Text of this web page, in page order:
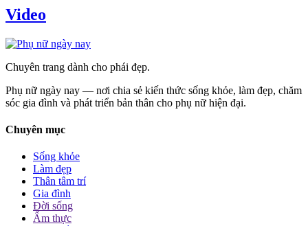
Video
Chuyên trang dành cho phái đẹp.
Phụ nữ ngày nay — nơi chia sẻ kiến thức sống khỏe, làm đẹp, chăm
sóc gia đình và phát triển bản thân cho phụ nữ hiện đại.
Chuyên mục
Sống khỏe
Làm đẹp
Thân tâm trí
Gia đình
Đời sống
Ẩm thực